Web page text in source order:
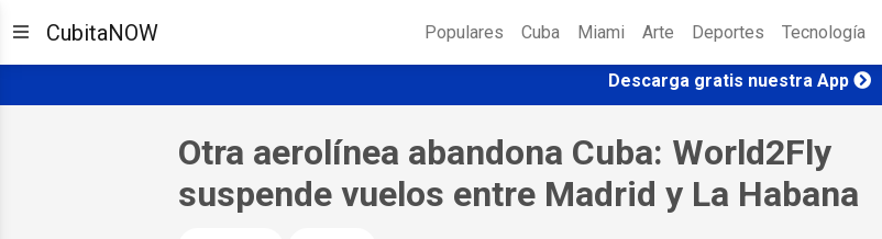
CubitaNOW Populares Cuba Miami Arte Deportes Tecnología
Descarga gratis nuestra App
Otra aerolínea abandona Cuba: World2Fly
suspende vuelos entre Madrid y La Habana